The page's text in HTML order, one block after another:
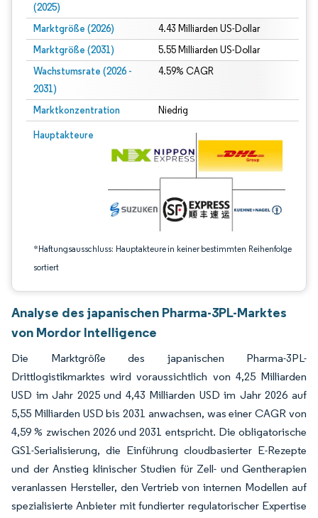
(2025)
Marktgröße (2026) 4.43 Milliarden US-Dollar
Marktgröße (2031) 5.55 Milliarden US-Dollar
Wachstumsrate (2026 -
2031)
4.59% CAGR
Marktkonzentration Niedrig
Hauptakteure
*Haftungsausschluss: Hauptakteure in keiner bestimmten Reihenfolge
sortiert
Bild © Mordor Intelligence. Wiederverwendung erfordert Namensnennung
Analyse des japanischen Pharma-3PL-Marktes
von Mordor Intelligence
Die Marktgröße des japanischen Pharma-3PL-
Drittlogistikmarktes wird voraussichtlich von 4,25 Milliarden
USD im Jahr 2025 und 4,43 Milliarden USD im Jahr 2026 auf
5,55 Milliarden USD bis 2031 anwachsen, was einer CAGR von
4,59 % zwischen 2026 und 2031 entspricht. Die obligatorische
GS1-Serialisierung, die Einführung cloudbasierter E-Rezepte
und der Anstieg klinischer Studien für Zell- und Gentherapien
veranlassen Hersteller, den Vertrieb von internen Modellen auf
spezialisierte Anbieter mit fundierter regulatorischer Expertise